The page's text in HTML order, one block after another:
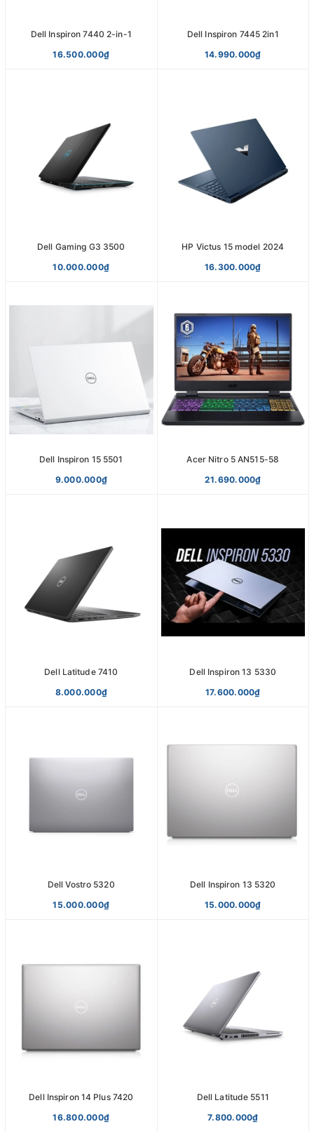
Dell Inspiron 7440 2-in-1
16.500.000₫
Dell Inspiron 7445 2in1
14.990.000₫
Dell Gaming G3 3500
10.000.000₫
HP Victus 15 model 2024
16.300.000₫
Dell Inspiron 15 5501
9.000.000₫
Acer Nitro 5 AN515-58
21.690.000₫
Dell Latitude 7410
8.000.000₫
Dell Inspiron 13 5330
17.600.000₫
Dell Vostro 5320
15.000.000₫
Dell Inspiron 13 5320
15.000.000₫
Dell Inspiron 14 Plus 7420
16.800.000₫
Dell Latitude 5511
7.800.000₫